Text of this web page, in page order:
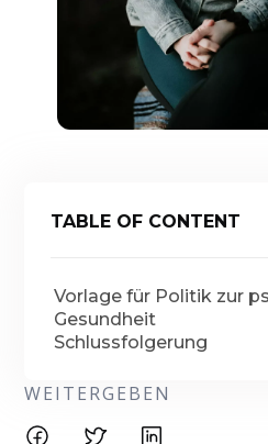
TABLE OF CONTENT
Vorlage für Politik zur
Gesundheit
Schlussfolgerung
WEITERGEBEN